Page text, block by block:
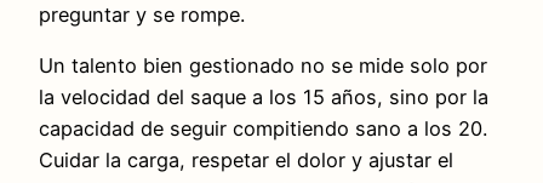
preguntar y se rompe.
Un talento bien gestionado no se mide solo por
la velocidad del saque a los 15 años, sino por la
capacidad de seguir compitiendo sano a los 20.
Cuidar la carga, respetar el dolor y ajustar el